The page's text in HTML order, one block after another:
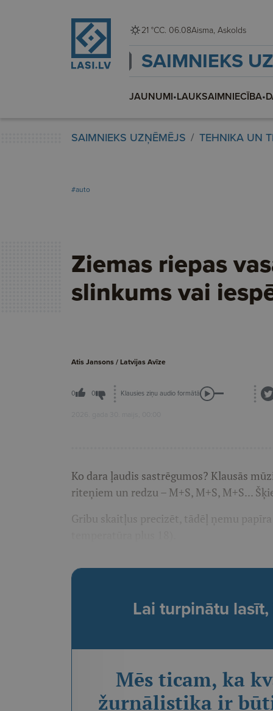
21 °CC. 06.08 Aisma, Askolds
SAIMNIEKS
JAUNUMI•LAUKSAIMNIECĪBA•
SAIMNIEKS UZŅĒMĒJS TEHNIKA UN
#auto
Ziemas riepas
slinkums vai
Atis Jansons / Latvijas Avīze
0 0 Klausies ziņu audio formātā
2026. gada 30. maijs, 00:00
Ko dara ļaudis sastrēgumos? Klausās
riteņiem un redzu – M+S, M+S, M+S...
Gribu skaitļus precizēt, tādēļ ņemu
Lai turpinātu
Mēs ticam, ka
žurnālistika ir